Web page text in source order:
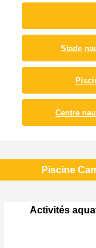
Stade
Centre
Piscine
Activités